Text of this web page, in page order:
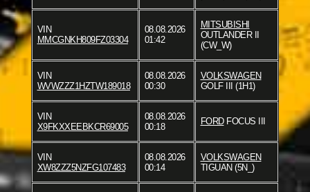
VIN
MMCGNKH809FZ03304
08.08.2026
01:42
MITSUBISHI
OUTLANDER II
(CW_W)
VIN
WVWZZZ1HZTW189018
08.08.2026
00:30
VOLKSWAGEN
GOLF III (1H1)
VIN
X9FKXXEEBKCR69005
08.08.2026
00:18
FORDFOCUS III
VIN
XW8ZZZ5NZFG107483
08.08.2026
00:14
VOLKSWAGEN
TIGUAN (5N_)